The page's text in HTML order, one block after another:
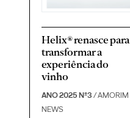
Helix® renasce para
transformar a
experiência do
vinho
ANO 2025 Nº3 / AMORIM
NEWS